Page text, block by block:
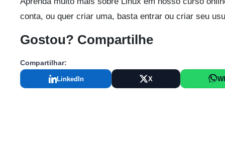
conta, ou quer criar uma, basta entrar ou criar seu
Gostou? Compartilhe
Compartilhar:
LinkedIn X